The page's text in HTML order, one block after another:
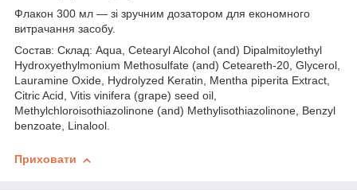
Флакон 300 мл — зі зручним дозатором для економного
витрачання засобу.
Состав: Склад: Aqua, Cetearyl Alcohol (and) Dipalmitoylethyl
Hydroxyethylmonium Methosulfate (and) Ceteareth-20, Glycerol,
Lauramine Oxide, Hydrolyzed Keratin, Mentha piperita Extract,
Citric Acid, Vitis vinifera (grape) seed oil,
Methylchloroisothiazolinone (and) Methylisothiazolinone, Benzyl
benzoate, Linalool.
Приховати